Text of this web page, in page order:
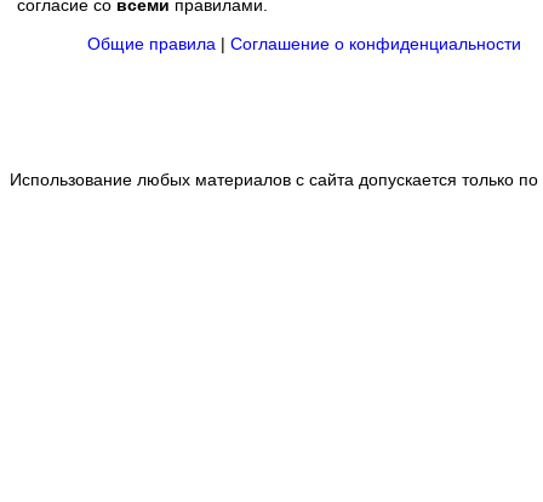
согласие со всеми правилами.
Общие правила | Соглашение о конфиденциальности
Использование любых материалов с сайта допускается только